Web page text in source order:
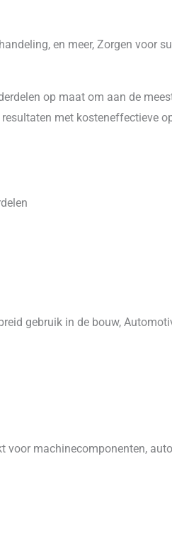
en meer, Zorgen voor
op maat om aan de
met kosteneffectieve
gebruik in de bouw,
machinecomponenten,